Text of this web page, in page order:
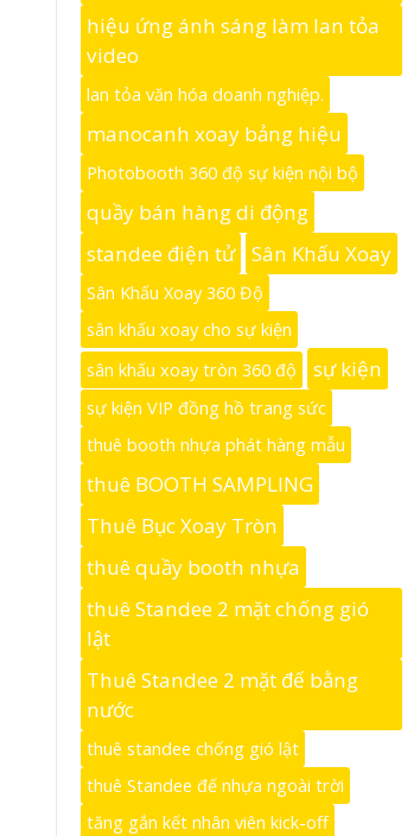
hiệu ứng ánh sáng làm lan tỏa
video
lan tỏa văn hóa doanh nghiệp.
manocanh xoay bảng hiệu
Photobooth 360 độ sự kiện nội bộ
quầy bán hàng di động
standee điện tử
Sân Khấu Xoay
Sân Khấu Xoay 360 Độ
sân khấu xoay cho sự kiện
sân khấu xoay tròn 360 độ
sự kiện
sự kiện VIP đồng hồ trang sức
thuê booth nhựa phát hàng mẫu
thuê BOOTH SAMPLING
Thuê Bục Xoay Tròn
thuê quầy booth nhựa
thuê Standee 2 mặt chống gió
lật
Thuê Standee 2 mặt đế bằng
nước
thuê standee chống gió lật
thuê Standee đế nhựa ngoài trời
tăng gắn kết nhân viên kick-off